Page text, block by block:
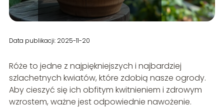
Data publikacji: 2025-11-20
Róże to jedne z najpiękniejszych i najbardziej
szlachetnych kwiatów, które zdobią nasze ogrody.
Aby cieszyć się ich obfitym kwitnieniem i zdrowym
wzrostem, ważne jest odpowiednie nawożenie.